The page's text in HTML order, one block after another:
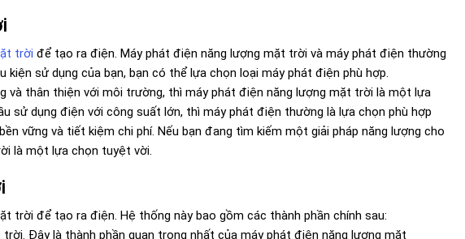
trời để tạo ra điện. Máy phát điện năng lượng mặt trời và máy phát điện thường
sử dụng của bạn, bạn có thể lựa chọn loại máy phát điện phù hợp.
và thân thiện với môi trường, thì máy phát điện năng lượng mặt trời là một lựa
sử dụng điện với công suất lớn, thì máy phát điện thường là lựa chọn phù hợp
vững và tiết kiệm chi phí. Nếu bạn đang tìm kiếm một giải pháp năng lượng cho
là một lựa chọn tuyệt vời.
trời để tạo ra điện. Hệ thống này bao gồm các thành phần chính sau:
Đây là thành phần quan trọng nhất của máy phát điện năng lượng mặt